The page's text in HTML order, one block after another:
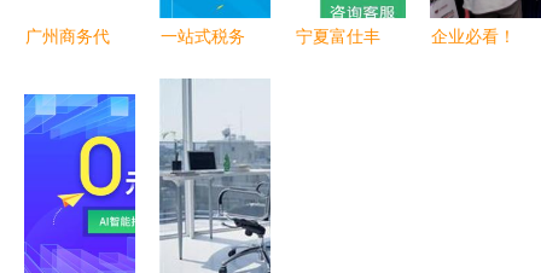
广州商务代
助力企业高
效启航
一站式税务
效运营的商
务代理服务
宁夏富仕丰
企业必看！